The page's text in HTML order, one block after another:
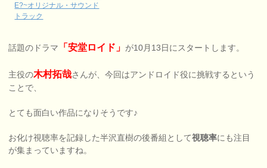
E?~オリジナル・サウンド
トラック
話題のドラマ 「安堂ロイド」 が10月13日にスタートします。
主役の木村拓哉さんが、今回はアンドロイド役に挑戦するという
ことで、
とても面白い作品になりそうです♪
お化け視聴率を記録した半沢直樹の後番組として視聴率にも注目
が集まっていますね。